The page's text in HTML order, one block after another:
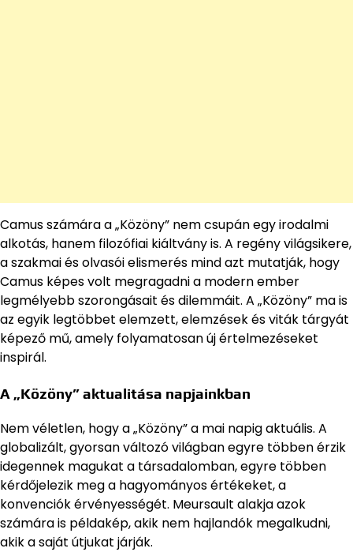
Camus számára a „Közöny” nem csupán egy irodalmi
alkotás, hanem filozófiai kiáltvány is. A regény világsikere,
a szakmai és olvasói elismerés mind azt mutatják, hogy
Camus képes volt megragadni a modern ember
legmélyebb szorongásait és dilemmáit. A „Közöny” ma is
az egyik legtöbbet elemzett, elemzések és viták tárgyát
képező mű, amely folyamatosan új értelmezéseket
inspirál.
A „Közöny” aktualitása napjainkban
Nem véletlen, hogy a „Közöny” a mai napig aktuális. A
globalizált, gyorsan változó világban egyre többen érzik
idegennek magukat a társadalomban, egyre többen
kérdőjelezik meg a hagyományos értékeket, a
konvenciók érvényességét. Meursault alakja azok
számára is példakép, akik nem hajlandók megalkudni,
akik a saját útjukat járják.